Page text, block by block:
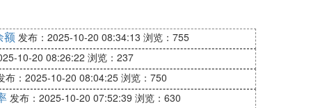
，以完成购房交易。
购房款项（扣除可能产生的违约金等费
。但需注意，延迟交易可能会产生额外的费
额 发布：2025-10-20 08:34:13 浏览：755
10-20 08:26:22 浏览：237
布：2025-10-20 08:04:25浏览：750
发布：2025-10-20 07:52:39 浏览：630